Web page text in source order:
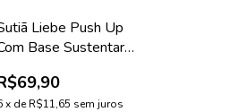
Liebe Push Up
Base Sustentare
x deR$11,65 sem juros